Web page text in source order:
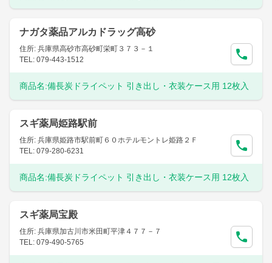
ナガタ薬品アルカドラッグ高砂
住所: 兵庫県高砂市高砂町栄町３７３－１
TEL: 079-443-1512
商品名:備長炭ドライペット 引き出し・衣装ケース用 12枚入
スギ薬局姫路駅前
住所: 兵庫県姫路市駅前町６０ホテルモントレ姫路２Ｆ
TEL: 079-280-6231
商品名:備長炭ドライペット 引き出し・衣装ケース用 12枚入
スギ薬局宝殿
住所: 兵庫県加古川市米田町平津４７７－７
TEL: 079-490-5765